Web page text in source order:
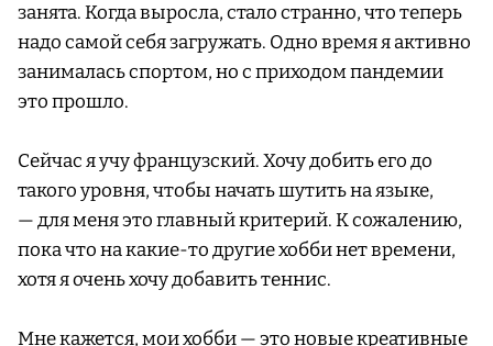
занята. Когда выросла, стало странно, что теперь
надо самой себя загружать. Одно время я активно
занималась спортом, но с приходом пандемии
это прошло.
Сейчас я учу французский. Хочу добить его до
такого уровня, чтобы начать шутить на языке,
— для меня это главный критерий. К сожалению,
пока что на какие-то другие хобби нет времени,
хотя я очень хочу добавить теннис.
Мне кажется, мои хобби — это новые креативные